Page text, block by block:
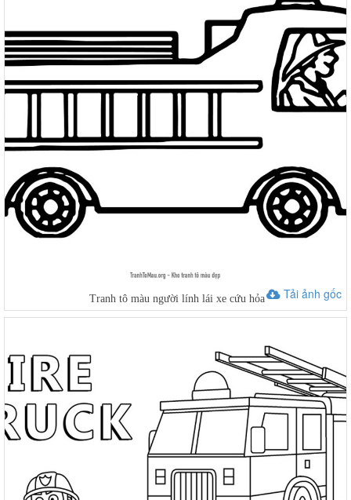
Tải ảnh gốc
Tranh tô màu người lính lái xe cứu hỏa